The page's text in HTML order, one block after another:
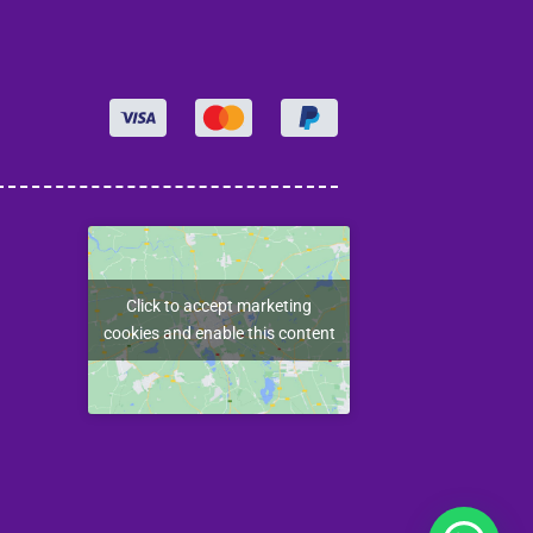
Click to accept marketing
cookies and enable this content